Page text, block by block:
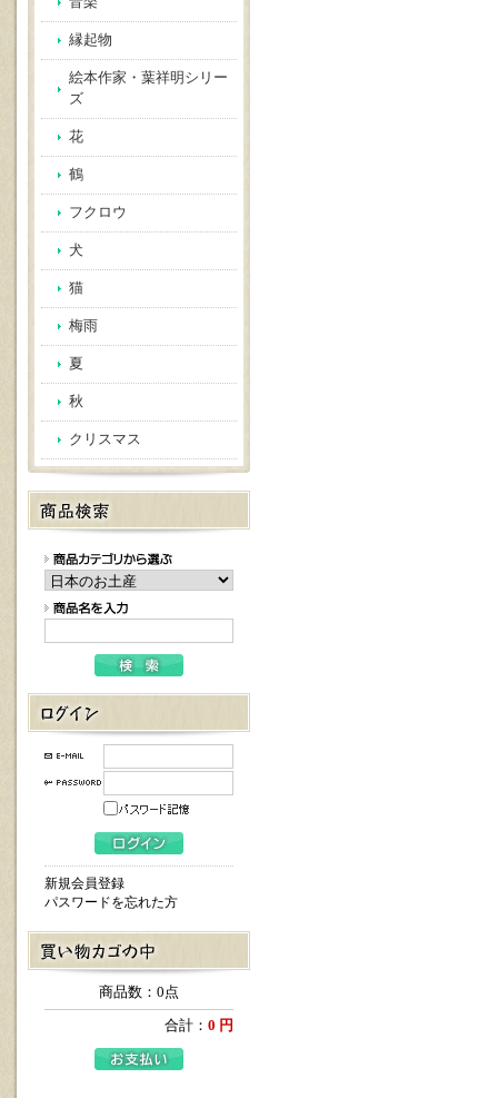
縁起物
絵本作家・葉祥明シリー
ズ
花
鶴
フクロウ
犬
猫
梅雨
夏
秋
クリスマス
新規会員登録
パスワードを忘れた方
商品数：0点
合計： 0 円